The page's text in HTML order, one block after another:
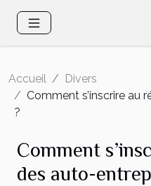
Accueil
Divers
Comment s’inscrire au
?
Comment
des auto-